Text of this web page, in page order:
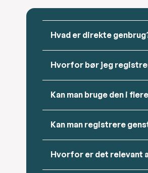
Hvad er direkte
Hvorfor bør jeg
Kan man bruge den i
Kan man registrere
Hvorfor er det relevant